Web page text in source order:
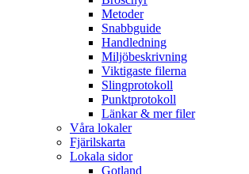
Metoder
Snabbguide
Handledning
Miljöbeskrivning
Viktigaste filerna
Slingprotokoll
Punktprotokoll
Länkar & mer filer
Våra lokaler
Fjärilskarta
Lokala sidor
Gotland